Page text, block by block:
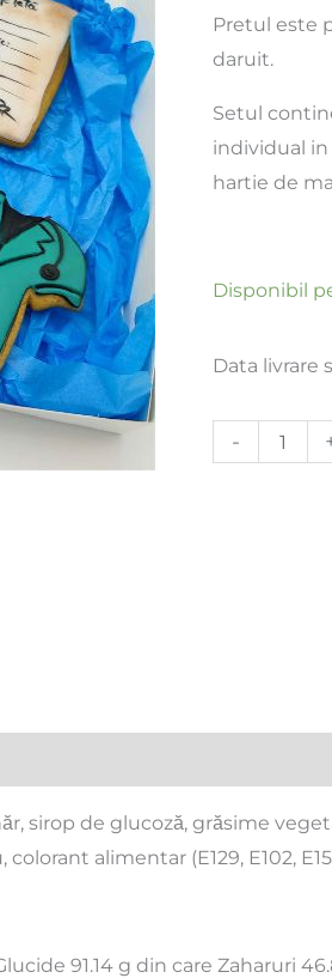
Pretul este
daruit.
Setul
individual
hartie de
Disponibil
Data livrare
-
sirop de glucoză, grăsime
alimentar (E129, E102,
91.14 g din care Zaharuri